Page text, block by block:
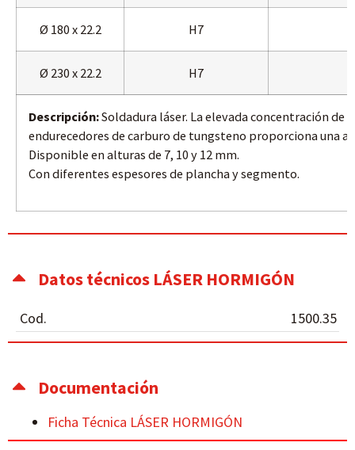
Ø 180 x 22.2 H7
Ø 230 x 22.2 H7
Descripción:Soldadura láser. La elevada concentración de
endurecedores de carburo de tungsteno proporciona una
Disponible en alturas de 7, 10 y 12 mm.
Con diferentes espesores de plancha y segmento.
Datos técnicos LÁSER HORMIGÓN
Cod. 1500.35
Documentación
Ficha Técnica LÁSER HORMIGÓN